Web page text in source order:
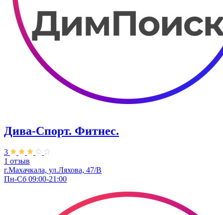
Дива-Спорт. Фитнес.
3
1 отзыв
г.Махачкала, ул.Ляхова, 47/В
Пн-Сб 09:00-21:00